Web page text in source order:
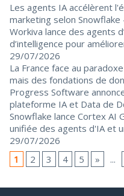
Les agents IA accélèrent
marketing selon Snowflake
Workiva lance des agents
d’intelligence pour
29/07/2026
La France face au
mais des fondations de
Progress Software
plateforme IA et Data de
Snowflake lance Cortex AI
unifiée des agents d'IA et
29/07/2026
1
2 3 4 5 » ...